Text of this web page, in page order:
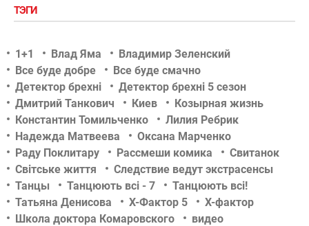
ТЭГИ
1+1 Влад Яма
Владимир Зеленский
Все буде добре
Все буде смачно
Детектор брехні
Детектор брехні 5 сезон
Дмитрий Танкович
Киев
Козырная жизнь
Константин Томильченко
Лилия Ребрик
Надежда Матвеева
Оксана Марченко
Раду Поклитару
Рассмеши комика
Свитанок
Світське життя
Следствие ведут экстрасенсы
Танцы
Танцюють всі - 7
Танцюють всі!
Татьяна Денисова
Х-Фактор 5
Х-фактор
Школа доктора Комаровского
видео